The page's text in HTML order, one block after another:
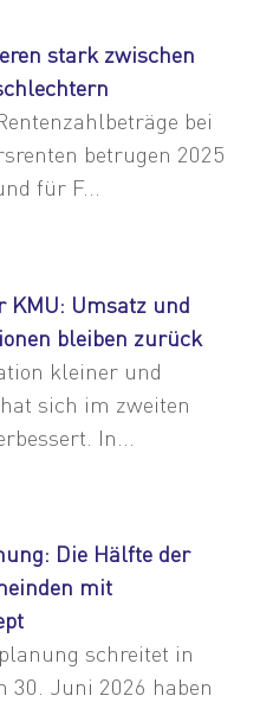
stark zwischen
bei
betrugen 2025
für F...
KMU: Umsatz und
bleiben zurück
kleiner und
sich im zweiten
In...
Die Hälfte der
mit
schreitet in
30. Juni 2026 haben